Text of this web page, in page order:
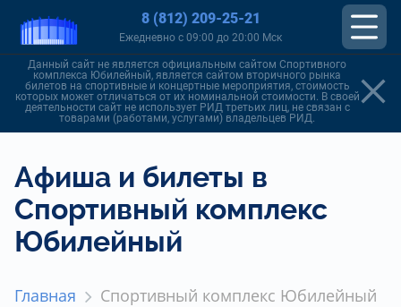
8 (812) 209-25-21
Ежедневно с 09:00 до 20:00 Мск
Данный сайт не является официальным сайтом Спортивного
комплекса Юбилейный, является сайтом вторичного рынка
билетов на спортивные и концертные мероприятия, стоимость
которых может отличаться от их номинальной стоимости. В своей
деятельности сайт не использует РИД третьих лиц, не связан с
товарами (работами, услугами) владельцев РИД.
Афиша и билеты в
Спортивный комплекс
Юбилейный
Главная Спортивный комплекс Юбилейный